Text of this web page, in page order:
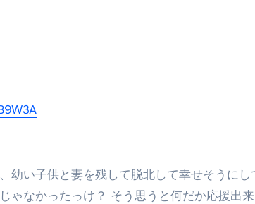
メン】人生初の二郎系ラーメン！イタリア人シ
ゃなかったっけ？ そう思うと何だか応援出